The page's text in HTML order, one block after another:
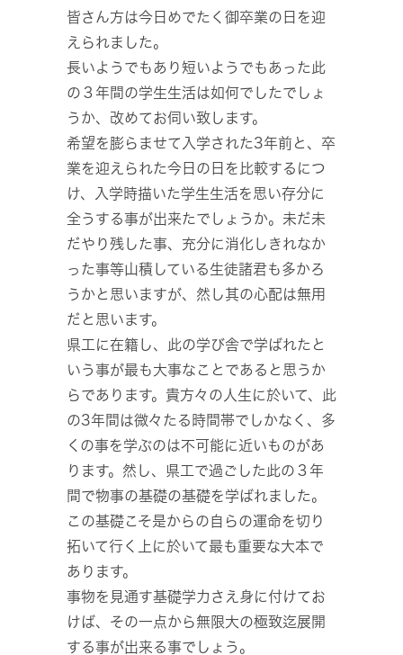
皆さん方は今日めでたく御卒業の日を迎
えられました。
長いようでもあり短いようでもあった此
の３年間の学生生活は如何でしたでしょ
うか、改めてお伺い致します。
希望を膨らませて入学された3年前と、卒
業を迎えられた今日の日を比較するにつ
け、入学時描いた学生生活を思い存分に
全うする事が出来たでしょうか。未だ未
だやり残した事、充分に消化しきれなか
った事等山積している生徒諸君も多かろ
うかと思いますが、然し其の心配は無用
だと思います。
県工に在籍し、此の学び舎で学ばれたと
いう事が最も大事なことであると思うか
らであります。貴方々の人生に於いて、此
の3年間は微々たる時間帯でしかなく、多
くの事を学ぶのは不可能に近いものがあ
ります。然し、県工で過ごした此の３年
間で物事の基礎の基礎を学ばれました。
この基礎こそ是からの自らの運命を切り
拓いて行く上に於いて最も重要な大本で
あります。
事物を見通す基礎学力さえ身に付けてお
けば、その一点から無限大の極致迄展開
する事が出来る事でしょう。